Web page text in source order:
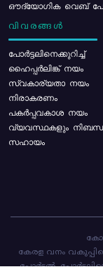
ഔദ്യോഗിക വെബ്
വിവരങ്ങൾ
പോര്‍ട്ടലിനെക്കുറിച്ച്
ഹൈപ്പർലിങ്ക് നയം
സ്വകാര്യതാ നയം
നിരാകരണം
പകർപ്പവകാശ നയം
വ്യവസ്ഥകളും
സഹായം
കേരള വനം
പോർട്ടൽ.